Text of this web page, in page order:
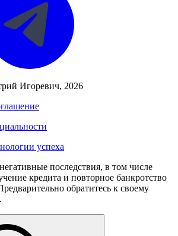
Игоревич, 2026
успеха
последствия, в том числе
кредита и повторное банкротство
обратитесь к своему